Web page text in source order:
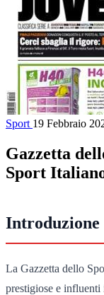
Sport 19 Febbraio
Gazzetta
Sport
Introduzione
La Gazzetta dello
prestigiose e